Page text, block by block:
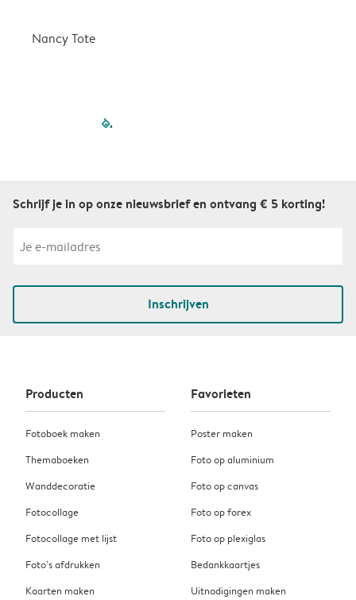
Nancy Tote
filled-pagination
Schrijf je in op onze nieuwsbrief en ontvang € 5 korting!
Inschrijven
Producten
Fotoboek maken
Themaboeken
Wanddecoratie
Fotocollage
Fotocollage met lijst
Foto’s afdrukken
Kaarten maken
Favorieten
Poster maken
Foto op aluminium
Foto op canvas
Foto op forex
Foto op plexiglas
Bedankkaartjes
Uitnodigingen maken